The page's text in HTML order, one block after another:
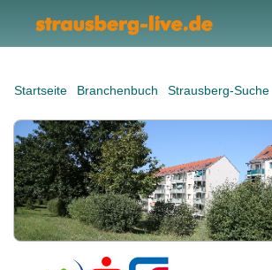
Startseite Branchenbuch Strausberg-Suche